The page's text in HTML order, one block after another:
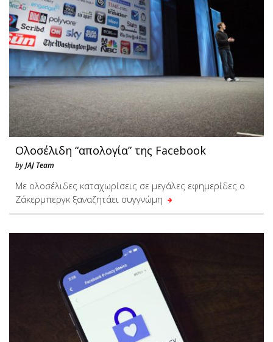
Ολοσέλιδη “απολογία” της Facebook
byJAJ Team
Με ολοσέλιδες καταχωρίσεις σε μεγάλες εφημερίδες ο
Ζάκερμπεργκ ξαναζητάει συγγνώμη